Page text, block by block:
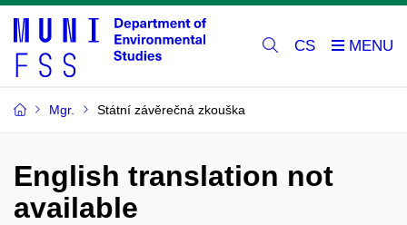
CS
Mgr. Státní závěrečná zkouška
English translation not
available